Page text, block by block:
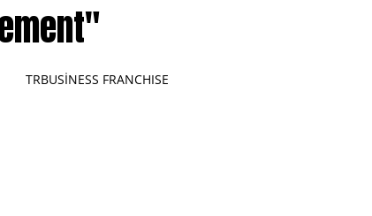
TRBUSİNESS FRANCHISE